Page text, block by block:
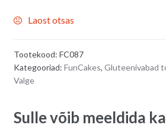
Laost otsas
Tootekood: FC087
Kategooriad: FunCakes, Gluteenivabad
Valge
Sulle võib meeldida